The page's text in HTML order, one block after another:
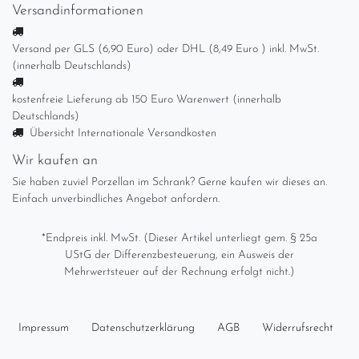
Versandinformationen
Versand per GLS (6,90 Euro) oder DHL (8,49 Euro ) inkl. MwSt.
(innerhalb Deutschlands)
kostenfreie Lieferung ab 150 Euro Warenwert (innerhalb
Deutschlands)
Übersicht Internationale Versandkosten
Wir kaufen an
Sie haben zuviel Porzellan im Schrank? Gerne kaufen wir dieses an.
Einfach unverbindliches Angebot anfordern.
*Endpreis inkl. MwSt. (Dieser Artikel unterliegt gem. § 25a
UStG der Differenzbesteuerung, ein Ausweis der
Mehrwertsteuer auf der Rechnung erfolgt nicht.)
Impressum Daten­schutz­erklärung AGB Widerrufs­recht